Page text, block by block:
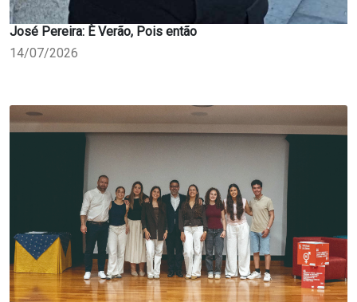
José Pereira: È Verão, Pois então
14/07/2026